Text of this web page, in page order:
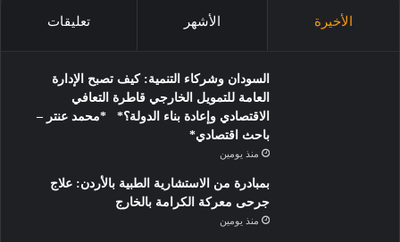
الأخيرة الأشهر تعليقات
السودان وشركاء التنمية: كيف تصبح الإدارة
العامة للتمويل الخارجي قاطرة التعافي
الاقتصادي وإعادة بناء الدولة؟* *محمد عنتر –
باحث اقتصادي*
منذ يومين
بمبادرة من الاستشارية الطبية بالأردن: علاج
جرحى معركة الكرامة بالخارج
منذ يومين